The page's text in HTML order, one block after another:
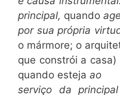
principal, quando age
por sua própria
o mármore; o
que constrói a
quando esteja ao
serviço da principal